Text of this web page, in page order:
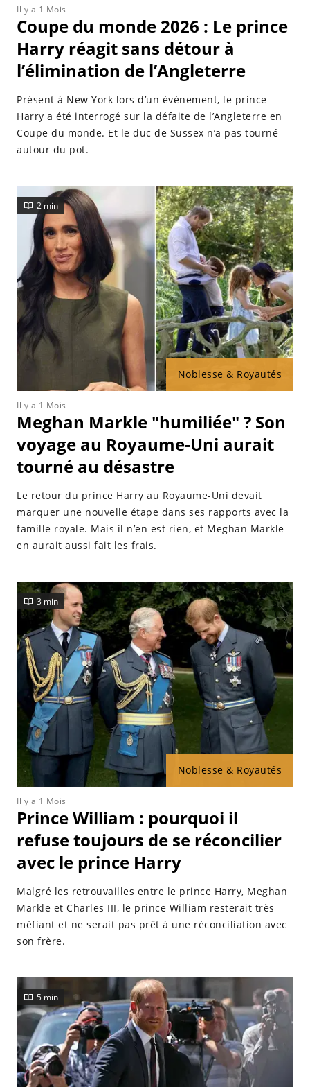
Il y a 1 Mois
Coupe du monde 2026 : Le prince
Harry réagit sans détour à
l’élimination de l’Angleterre
Présent à New York lors d’un événement, le prince
Harry a été interrogé sur la défaite de l’Angleterre en
Coupe du monde. Et le duc de Sussex n’a pas tourné
autour du pot.
Noblesse & Royautés
2 min
Il y a 1 Mois
Meghan Markle "humiliée" ? Son
voyage au Royaume-Uni aurait
tourné au désastre
Le retour du prince Harry au Royaume-Uni devait
marquer une nouvelle étape dans ses rapports avec la
famille royale. Mais il n’en est rien, et Meghan Markle
en aurait aussi fait les frais.
Noblesse & Royautés
3 min
Il y a 1 Mois
Prince William : pourquoi il
refuse toujours de se réconcilier
avec le prince Harry
Malgré les retrouvailles entre le prince Harry, Meghan
Markle et Charles III, le prince William resterait très
méfiant et ne serait pas prêt à une réconciliation avec
son frère.
5 min